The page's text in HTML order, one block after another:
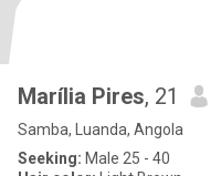
Marília Pires, 21
Samba, Luanda, Angola
Seeking: Male 25 - 40